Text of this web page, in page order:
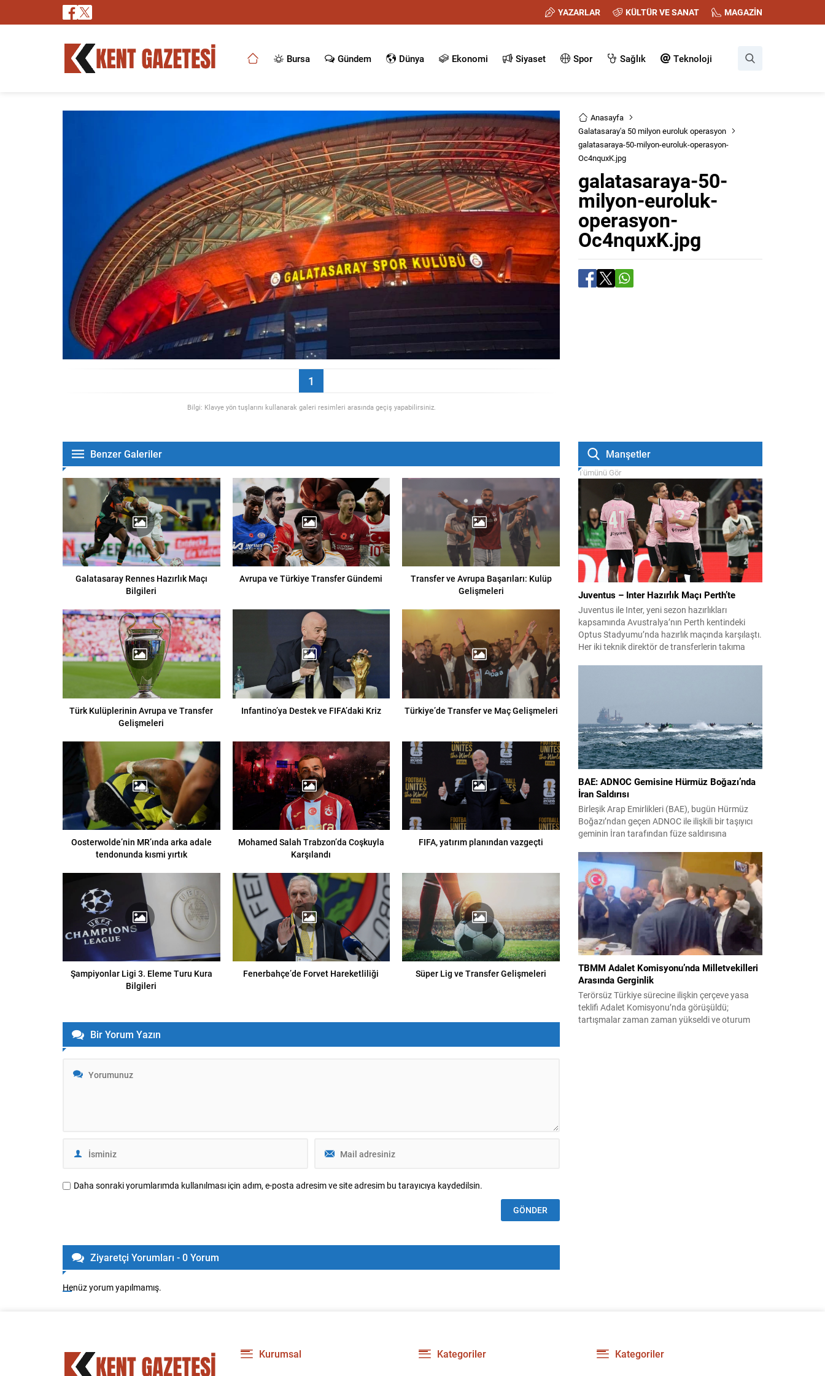
YAZARLAR KÜLTÜR VE SANAT MAGAZİN
Bursa Gündem Dünya Ekonomi Siyaset Spor Sağlık Teknoloji
1
Bilgi: Klavye yön tuşlarını kullanarak galeri resimleri arasında geçiş yapabilirsiniz.
Anasayfa
Galatasaray'a 50 milyon euroluk operasyon
galatasaraya-50-milyon-euroluk-operasyon-
Oc4nquxK.jpg
galatasaraya-50-
milyon-euroluk-
operasyon-
Oc4nquxK.jpg
Benzer Galeriler
Galatasaray Rennes Hazırlık Maçı
Bilgileri
Avrupa ve Türkiye Transfer Gündemi
Transfer ve Avrupa Başarıları: Kulüp
Gelişmeleri
Türk Kulüplerinin Avrupa ve Transfer
Gelişmeleri
Infantino’ya Destek ve FIFA’daki Kriz Türkiye’de Transfer ve Maç Gelişmeleri
Oosterwolde’nin MR’ında arka adale
tendonunda kısmi yırtık
Mohamed Salah Trabzon’da Coşkuyla
Karşılandı
FIFA, yatırım planından vazgeçti
Şampiyonlar Ligi 3. Eleme Turu Kura
Bilgileri
Fenerbahçe’de Forvet Hareketliliği Süper Lig ve Transfer Gelişmeleri
Bir Yorum Yazın
Daha sonraki yorumlarımda kullanılması için adım, e-posta adresim ve site adresim bu tarayıcıya kaydedilsin.
Ziyaretçi Yorumları - 0 Yorum
Henüz yorum yapılmamış.
Manşetler
Tümünü Gör
Juventus – Inter Hazırlık Maçı Perth’te
Juventus ile Inter, yeni sezon hazırlıkları
kapsamında Avustralya’nın Perth kentindeki
Optus Stadyumu’nda hazırlık maçında karşılaştı.
Her iki teknik direktör de transferlerin takıma
Yıldız ilk 11’de görev alırken,...
BAE: ADNOC Gemisine Hürmüz Boğazı’nda
İran Saldırısı
Birleşik Arap Emirlikleri (BAE), bugün Hürmüz
Boğazı’ndan geçen ADNOC ile ilişkili bir taşıyıcı
geminin İran tarafından füze saldırısına
alındığını bildirirken saldırıyı kınadı ve Tahran’ı
korsanlıkla suçladı. WAM ajansının aktardığı ilk
açıklamada, ADNOC’a ait bir geminin sabah
saatlerinde hedef alındığı belirtildi; ilerleyen
dakikalarda ise BAE...
TBMM Adalet Komisyonu’nda Milletvekilleri
Arasında Gerginlik
Terörsüz Türkiye sürecine ilişkin çerçeve yasa
teklifi Adalet Komisyonu’nda görüşüldü;
tartışmalar zaman zaman yükseldi ve oturum
Kurumsal Kategoriler Kategoriler